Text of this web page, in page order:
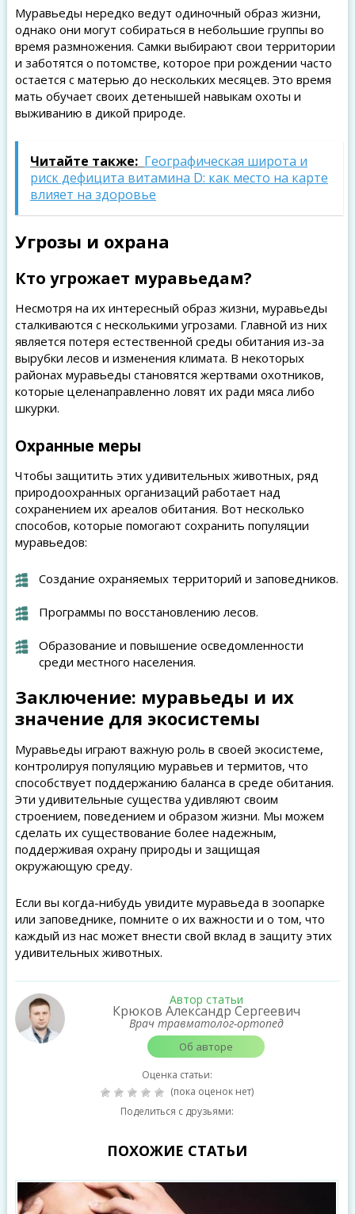
Муравьеды нередко ведут одиночный образ жизни,
однако они могут собираться в небольшие группы во
время размножения. Самки выбирают свои территории
и заботятся о потомстве, которое при рождении часто
остается с матерью до нескольких месяцев. Это время
мать обучает своих детенышей навыкам охоты и
выживанию в дикой природе.
Читайте также: Географическая широта и
риск дефицита витамина D: как место на карте
влияет на здоровье
Угрозы и охрана
Кто угрожает муравьедам?
Несмотря на их интересный образ жизни, муравьеды
сталкиваются с несколькими угрозами. Главной из них
является потеря естественной среды обитания из-за
вырубки лесов и изменения климата. В некоторых
районах муравьеды становятся жертвами охотников,
которые целенаправленно ловят их ради мяса либо
шкурки.
Охранные меры
Чтобы защитить этих удивительных животных, ряд
природоохранных организаций работает над
сохранением их ареалов обитания. Вот несколько
способов, которые помогают сохранить популяции
муравьедов:
Создание охраняемых территорий и заповедников.
Программы по восстановлению лесов.
Образование и повышение осведомленности
среди местного населения.
Заключение: муравьеды и их
значение для экосистемы
Муравьеды играют важную роль в своей экосистеме,
контролируя популяцию муравьев и термитов, что
способствует поддержанию баланса в среде обитания.
Эти удивительные существа удивляют своим
строением, поведением и образом жизни. Мы можем
сделать их существование более надежным,
поддерживая охрану природы и защищая
окружающую среду.
Если вы когда-нибудь увидите муравьеда в зоопарке
или заповеднике, помните о их важности и о том, что
каждый из нас может внести свой вклад в защиту этих
удивительных животных.
Автор статьи
Крюков Александр Сергеевич
Врач травматолог-ортопед
Об авторе
Оценка статьи:
(пока оценок нет)
Поделиться с друзьями:
ПОХОЖИЕ СТАТЬИ